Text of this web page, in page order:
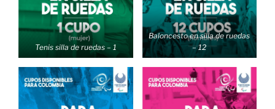
pruebas
masivas
en
Cali»
Tenis silla de ruedas – 1
Baloncesto en silla de ruedas
– 12